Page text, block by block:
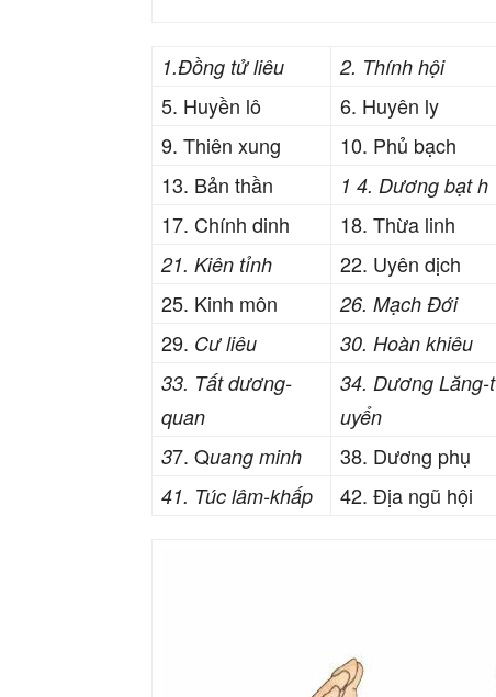
1.Đồng tử liêu 2. Thính hội
5. Huyền lô
6. Huyên ly
9. Thiên xung
10. Phủ bạch
13. Bản thần
1 4. Dương bạt h
17. Chính dinh
18. Thừa linh
21. Kiên tỉnh
22. Uyên dịch
25. Kinh môn
26. Mạch Đới
29. Cư liêu 30. Hoàn khiêu
33. Tất dương-
quan
34. Dương Lăng-t
uyển
37. Quang minh 38. Dương phụ
41. Túc lâm-khấp
42. Địa ngũ hội